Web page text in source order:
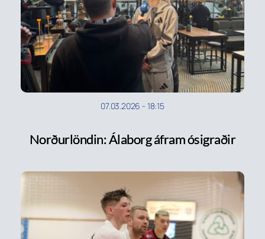
07.03.2026 - 18:15
Norðurlöndin: Álaborg áfram ósigraðir